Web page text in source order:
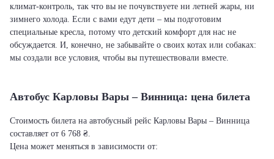
климат-контроль, так что вы не почувствуете ни летней жары, ни
зимнего холода. Если с вами едут дети – мы подготовим
специальные кресла, потому что детский комфорт для нас не
обсуждается. И, конечно, не забывайте о своих котах или собаках:
мы создали все условия, чтобы вы путешествовали вместе.
Автобус Карловы Вары – Винница: цена билета
Стоимость билета на автобусный рейс Карловы Вары – Винница
составляет от 6 768 ₴.
Цена может меняться в зависимости от: